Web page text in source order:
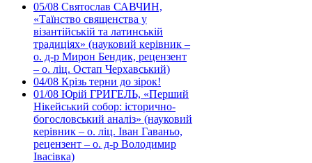
05/08 Святослав САВЧИН,
«Таїнство священства у
візантійській та латинській
традиціях» (науковий керівник –
о. д-р Мирон Бендик, рецензент
– о. ліц. Остап Черхавський)
04/08 Крізь терни до зірок!
01/08 Юрій ГРИГЕЛЬ, «Перший
Нікейський собор: історично-
богословський аналіз» (науковий
керівник – о. ліц. Іван Гаваньо,
рецензент – о. д-р Володимир
Івасівка)